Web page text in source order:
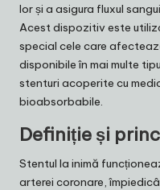
lor și a asigura fluxul
Acest dispozitiv este
special cele care
disponibile în mai multe
stenturi acoperite cu
bioabsorbabile.
Definiție și
Stentul la inimă
arterei coronare,